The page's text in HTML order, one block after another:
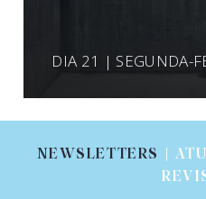
DIA 21 | SEGUNDA-
NEWSLETTERS
|